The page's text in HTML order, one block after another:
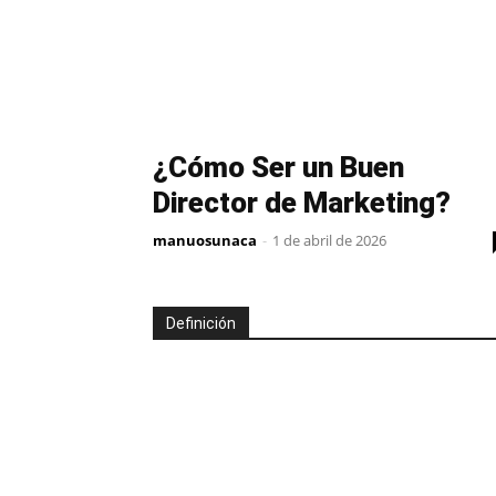
¿Cómo Ser un Buen
Director de Marketing?
manuosunaca - 1 de abril de 2026
Definición